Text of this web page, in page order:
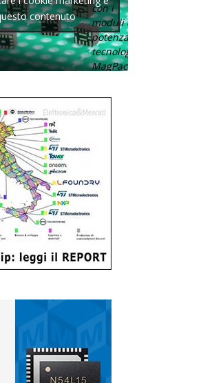
con i
moduli di
potenza con
tecnologia
MagPack.
contenuto